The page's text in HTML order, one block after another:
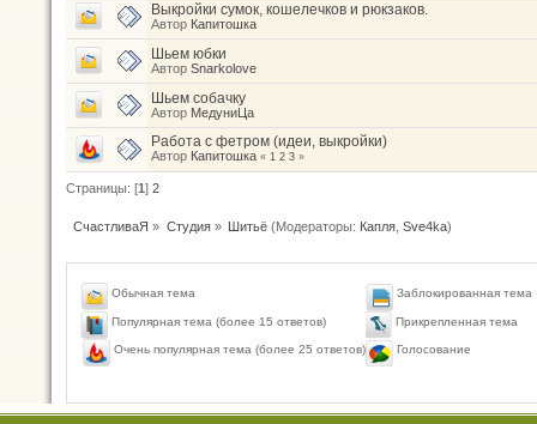
Выкройки сумок, кошелечков и рюкзаков.
Автор Капитошка
Шьем юбки
Автор Snarkolove
Шьем собачку
Автор МедуниЦа
Работа с фетром (идеи, выкройки)
Автор Капитошка « 1 2 3 »
Страницы: [1] 2
СчастливаЯ » Студия» Шитьё(Модераторы: Капля, Sve4ka)
Обычная тема
Популярная тема (более 15 ответов)
Очень популярная тема (более 25 ответов)
Заблокированная тема
Прикрепленная тема
Голосование